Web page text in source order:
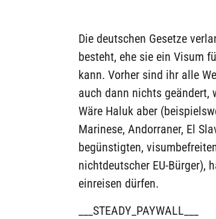
Die deutschen Gesetze
besteht, ehe sie ein Visum
kann. Vorher sind ihr alle
auch dann nichts geändert,
Wäre Haluk aber
Marinese, Andorraner, El
begünstigten,
nichtdeutscher EU-Bürger),
einreisen dürfen.
___STEADY_PAYWALL___